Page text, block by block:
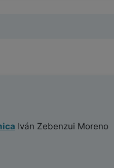
Iván Zebenzui Moreno